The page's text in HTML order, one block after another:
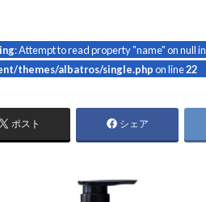
: Attempt to read property "name" on null in
themes/albatros/single.phpon line22
ポスト シェア